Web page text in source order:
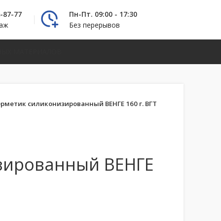
87-77
Пн-Пт. 09:00 - 17:30
Без перерывов
силиконизированный ВЕНГЕ 160 г. ВГТ
ВЕНГЕ